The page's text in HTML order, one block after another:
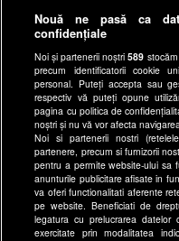
Anunturi
Site-
Nouă ne pasă ca
confidențiale
Noi și partenerii noștri589
precum identificatorii cookie
personal. Puteți accepta sau
respectiv vă puteți opune
pagina cu politica de
noștri și nu vă vor afecta navigarea.
Noi si partenerii nostri
partenere, precum si furnizorii
pentru a permite website-ului sa
anunturile publicitare afisate in
va oferi functionalitati aferente
pe website. Beneficiati de
legatura cu prelucrarea
exercitate prin modalitatea